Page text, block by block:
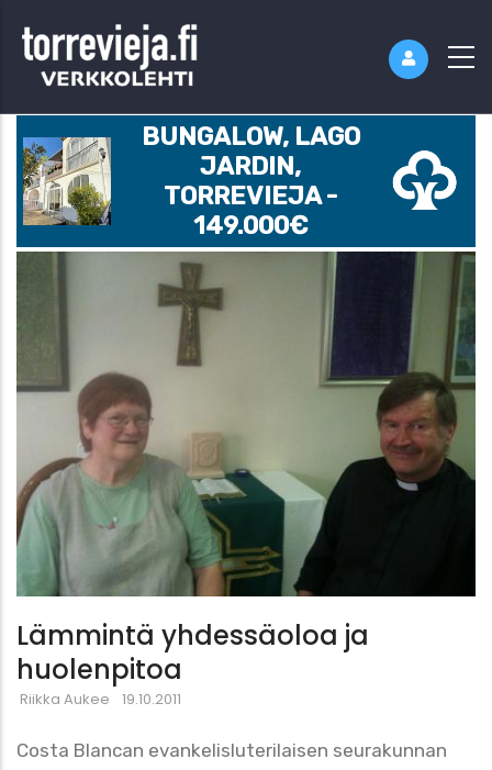
BUNGALOW, LAGO
JARDIN,
TORREVIEJA -
149.000€
Lämmintä yhdessäoloa ja
huolenpitoa
Riikka Aukee 19.10.2011
Costa Blancan evankelisluterilaisen seurakunnan